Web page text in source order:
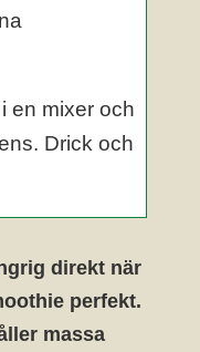
en mixer och
Drick och
direkt när
perfekt.
massa